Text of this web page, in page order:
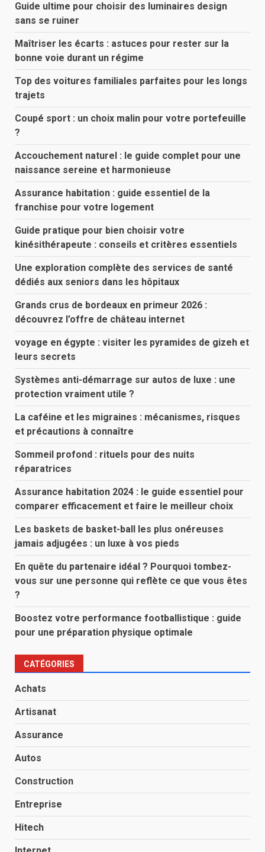
Guide ultime pour choisir des luminaires design
sans se ruiner
Maîtriser les écarts : astuces pour rester sur la
bonne voie durant un régime
Top des voitures familiales parfaites pour les longs
trajets
Coupé sport : un choix malin pour votre portefeuille
?
Accouchement naturel : le guide complet pour une
naissance sereine et harmonieuse
Assurance habitation : guide essentiel de la
franchise pour votre logement
Guide pratique pour bien choisir votre
kinésithérapeute : conseils et critères essentiels
Une exploration complète des services de santé
dédiés aux seniors dans les hôpitaux
Grands crus de bordeaux en primeur 2026 :
découvrez l’offre de château internet
voyage en égypte : visiter les pyramides de gizeh et
leurs secrets
Systèmes anti-démarrage sur autos de luxe : une
protection vraiment utile ?
La caféine et les migraines : mécanismes, risques
et précautions à connaître
Sommeil profond : rituels pour des nuits
réparatrices
Assurance habitation 2024 : le guide essentiel pour
comparer efficacement et faire le meilleur choix
Les baskets de basket-ball les plus onéreuses
jamais adjugées : un luxe à vos pieds
En quête du partenaire idéal ? Pourquoi tombez-
vous sur une personne qui reflète ce que vous êtes
?
Boostez votre performance footballistique : guide
pour une préparation physique optimale
CATÉGORIES
Achats
Artisanat
Assurance
Autos
Construction
Entreprise
Hitech